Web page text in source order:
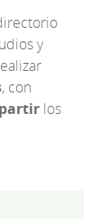
y
, con
los